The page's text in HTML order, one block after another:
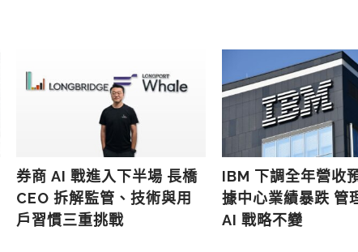
券商 AI 戰進入下半場 長橋
CEO 拆解監管、技術與用
戶習慣三重挑戰
IBM 下調全年營收
據中心業績暴跌 管
AI 戰略不變